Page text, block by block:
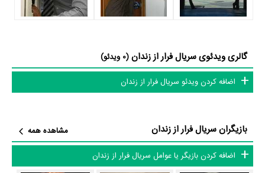
Benjamin Miles 'C-Note' Franklin و
جودی لین اویکیفدر نقش
دایرةالمعارف آنلاین سینما و تلویزیون یعنی منظوم
نشان می‌دهد بازیگران فرار از زندان عمدتا از میانسالان هستند.
از محتوا و داستان سریال فرار از زندان چقدر اطلاع دارید؟
در خلاصه داستانی که یا از سوی تیم رسانه‌ای اثر و یا توسط دیگر رسانه‌ها درباره
گالری ویدئوی سریال فرار از زندان(0 ویدئو)
اضافه کردن ویدئو سریال فرار از زندان
بازیگران سریال فرار از زندان
مشاهده همه
اضافه کردن بازیگر یا عوامل سریال فرار از زندان